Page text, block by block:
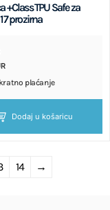
+Class TPU Safe za
prozirna
plaćanje
Dodaj u košaricu
14 →